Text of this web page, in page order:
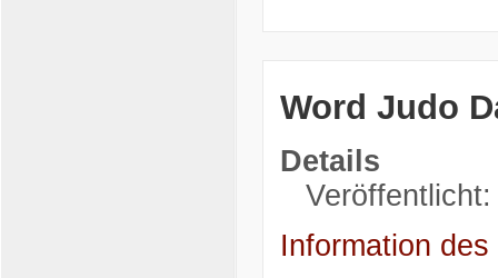
Word Judo
Details
Information des